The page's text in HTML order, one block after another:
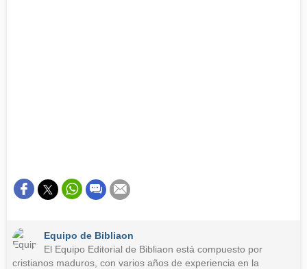
Equipo de Bibliaon
El Equipo Editorial de Bibliaon está compuesto por
cristianos maduros, con varios años de experiencia en la